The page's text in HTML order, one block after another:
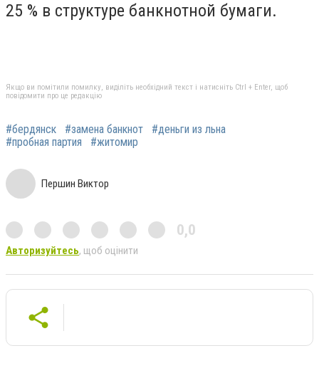
25 % в структуре банкнотной бумаги.
Якщо ви помітили помилку, виділіть необхідний текст і натисніть Ctrl + Enter, щоб
повідомити про це редакцію
#бердянск #замена банкнот
#деньги из льна
#пробная партия
#житомир
Першин Виктор
0,0
Авторизуйтесь, щоб оцінити